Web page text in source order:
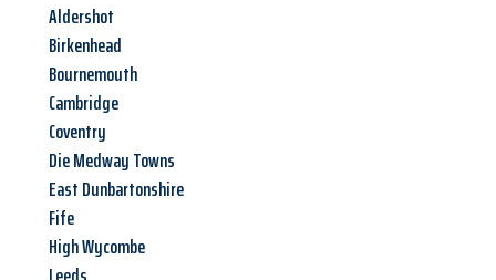
Aldershot
Birkenhead
Bournemouth
Cambridge
Coventry
Die Medway Towns
East Dunbartonshire
Fife
High Wycombe